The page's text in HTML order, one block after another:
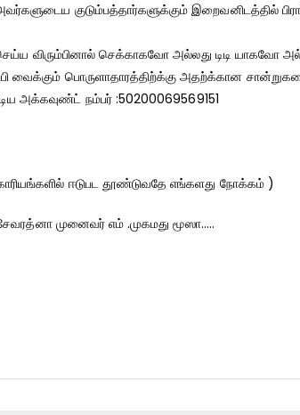
குடும்பத்தார்களுக்கும் இறைவனிடத்தில்
விரும்பினால் செக்காகவோ அல்லது டிடி யாகவோ
பொருளாதாரத்திற்க்கு அதற்க்கான
அக்கவுண்ட் நம்பர் :50200069569151
ஈடுபட தூண்டுவதே எங்களது நோக்கம் )
முனைவர் எம் .முகமது மூஸா…..